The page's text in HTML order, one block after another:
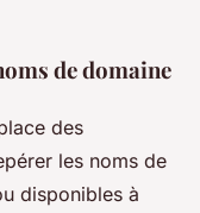
de domaine
des
les noms de
disponibles à